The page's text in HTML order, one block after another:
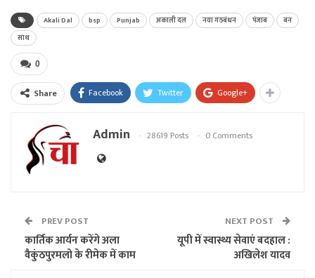
Akali Dal bsp Punjab अकाली दल नया गठबंधन पंजाब
बन
साथ
0
Share Facebook Twitter Google+
Admin 28619 Posts 0 Comments
PREV POST
कार्तिक आर्यन करेंगे अला
वैकुंठपुरमलो के रीमेक में काम
NEXT POST
यूपी में स्वास्थ्य सेवाएं बदहाल :
अखिलेश यादव